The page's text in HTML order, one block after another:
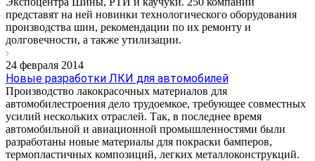
представят на ней новинки технологического оборудования
производства шин, рекомендации по их ремонту и
долговечности, а также утилизации.
24 февраля 2014
Новые разработки ЛКИ для автомобилей
Производство лакокрасочных материалов для
автомобилестроения дело трудоемкое, требующее совместных
усилий нескольких отраслей. Так, в последнее время
автомобильной и авиационной промышленностями были
разработаны новые материалы для покраски бамперов,
термопластичных композиций, легких металлоконструкций.